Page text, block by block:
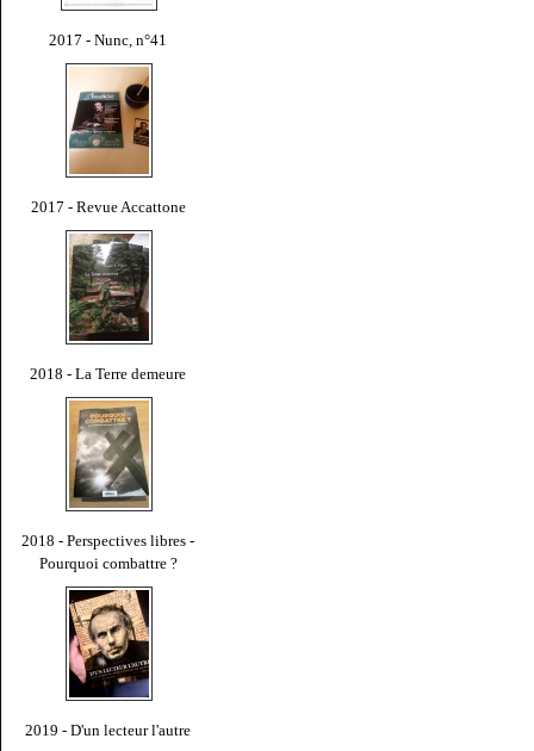
2017 - Nunc, n°41
2017 - Revue Accattone
2018 - La Terre demeure
2018 - Perspectives libres -
Pourquoi combattre ?
2019 - D'un lecteur l'autre